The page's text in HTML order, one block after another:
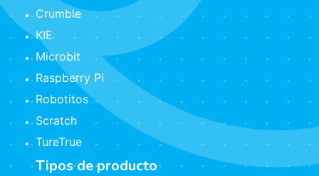
Crumble
KIE
Microbit
Raspberry Pi
Robotitos
Scratch
TureTrue
Tipos de producto